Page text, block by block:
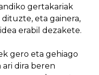
gertakariak
eta gainera,
erabil dezakete.
gero eta gehiago
dira beren